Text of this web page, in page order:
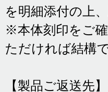
を明細添付の上
※本体刻印をご
ただければ結構で
【製品ご返送先